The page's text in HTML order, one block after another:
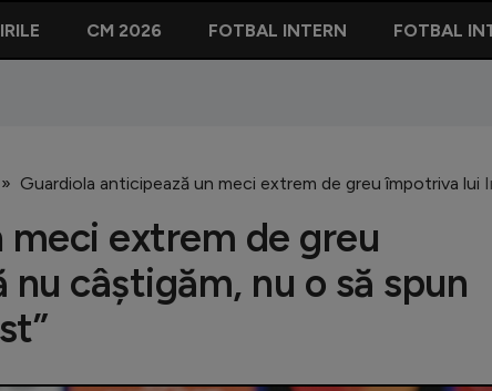
CM 2026 FOTBAL INTERN FOTBAL
Guardiola anticipează un meci extrem de greu împotriva
meci extrem de greu
câștigăm, nu o să spun